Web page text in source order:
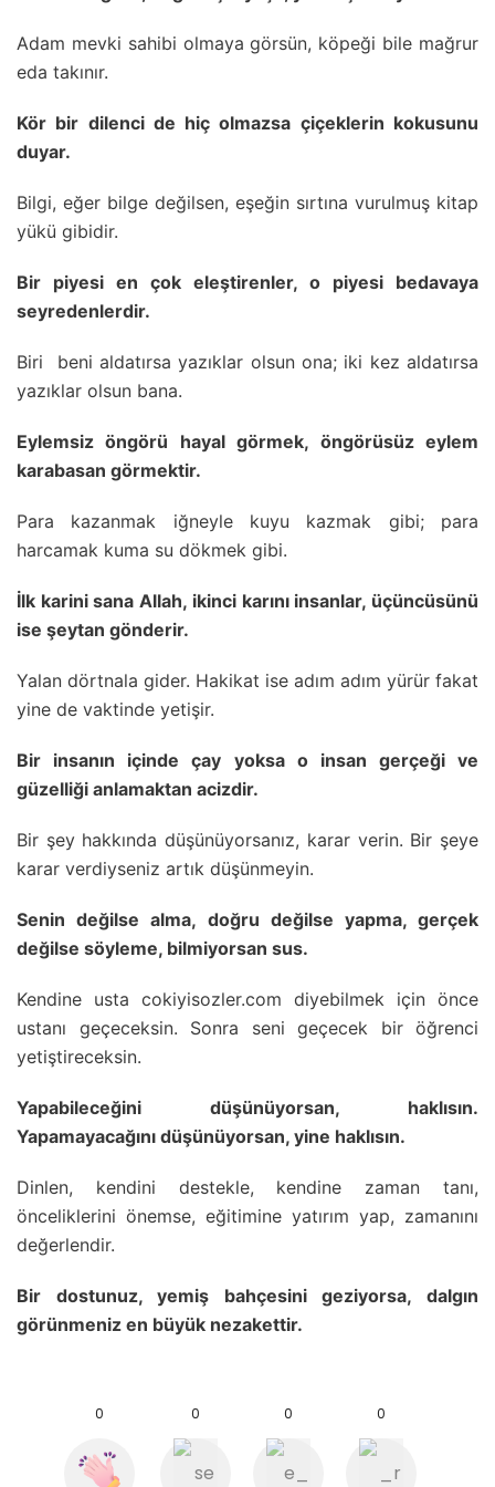
Adam mevki sahibi olmaya görsün, köpeği bile mağrur
eda takınır.
Kör bir dilenci de hiç olmazsa çiçeklerin kokusunu
duyar.
Bilgi, eğer bilge değilsen, eşeğin sırtına vurulmuş kitap
yükü gibidir.
Bir piyesi en çok eleştirenler, o piyesi bedavaya
seyredenlerdir.
Biri beni aldatırsa yazıklar olsun ona; iki kez aldatırsa
yazıklar olsun bana.
Eylemsiz öngörü hayal görmek, öngörüsüz eylem
karabasan görmektir.
Para kazanmak iğneyle kuyu kazmak gibi; para
harcamak kuma su dökmek gibi.
İlk karini sana Allah, ikinci karını insanlar, üçüncüsünü
ise şeytan gönderir.
Yalan dörtnala gider. Hakikat ise adım adım yürür fakat
yine de vaktinde yetişir.
Bir insanın içinde çay yoksa o insan gerçeği ve
güzelliği anlamaktan acizdir.
Bir şey hakkında düşünüyorsanız, karar verin. Bir şeye
karar verdiyseniz artık düşünmeyin.
Senin değilse alma, doğru değilse yapma, gerçek
değilse söyleme, bilmiyorsan sus.
Kendine usta cokiyisozler.com diyebilmek için önce
ustanı geçeceksin. Sonra seni geçecek bir öğrenci
yetiştireceksin.
Yapabileceğini düşünüyorsan, haklısın.
Yapamayacağını düşünüyorsan, yine haklısın.
Dinlen, kendini destekle, kendine zaman tanı,
önceliklerini önemse, eğitimine yatırım yap, zamanını
değerlendir.
Bir dostunuz, yemiş bahçesini geziyorsa, dalgın
görünmeniz en büyük nezakettir.
0 0 0 0